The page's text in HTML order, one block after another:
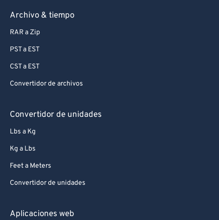
Archivo & tiempo
RAR a Zip
PST a EST
CST a EST
Convertidor de archivos
Convertidor de unidades
Lbs a Kg
Kg a Lbs
Feet a Meters
Convertidor de unidades
Aplicaciones web